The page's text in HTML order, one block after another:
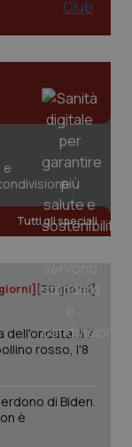
e
Tutti gli speciali
[30 giorni]
dell'ondata: il 7
rosso, l'8
di Biden.
è
1